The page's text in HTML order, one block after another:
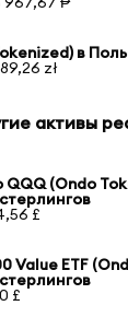
967,67 ₱
в
zł
активы
QQQ (Ondo
£
Value ETF
£